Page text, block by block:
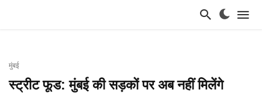
मुंबई
स्ट्रीट फूड: मुंबई की सड़कों पर अब नहीं मिलेंगे